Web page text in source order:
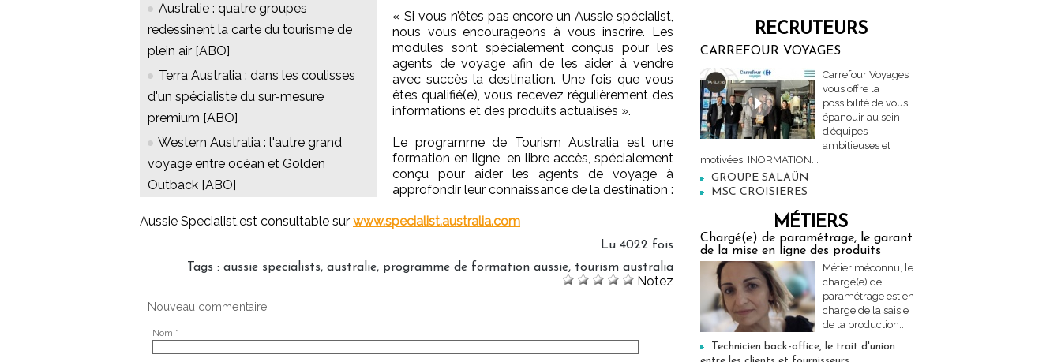
Australie : quatre groupes
redessinent la carte du tourisme de
plein air [ABO]
Terra Australia : dans les coulisses
d'un spécialiste du sur-mesure
premium [ABO]
Western Australia : l'autre grand
voyage entre océan et Golden
Outback [ABO]
« Si vous n’êtes pas encore un Aussie spécialist,
nous vous encourageons à vous inscrire. Les
modules sont spécialement conçus pour les
agents de voyage afin de les aider à vendre
avec succès la destination. Une fois que vous
êtes qualifié(e), vous recevez régulièrement des
informations et des produits actualisés ».
Le programme de Tourism Australia est une
formation en ligne, en libre accès, spécialement
conçu pour aider les agents de voyage à
approfondir leur connaissance de la destination :
Aussie Specialist,est consultable sur www.specialist.australia.com
Lu 4022 fois
Tags : aussie specialists, australie, programme de formation aussie, tourism australia
Notez
Nouveau commentaire :
Nom * :
RECRUTEURS
CARREFOUR VOYAGES
Carrefour Voyages
vous offre la
possibilité de vous
épanouir au sein
d’équipes
ambitieuses et
motivées. INORMATION...
GROUPE SALAÜN
MSC CROISIERES
MÉTIERS
Chargé(e) de paramétrage, le garant
de la mise en ligne des produits
Métier méconnu, le
chargé(e) de
paramétrage est en
charge de la saisie
de la production...
Technicien back-office, le trait d'union